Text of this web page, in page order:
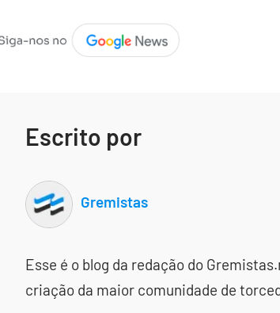
Escrito por
Gremistas
Esse é o blog da redação do
criação da maior comunidade de